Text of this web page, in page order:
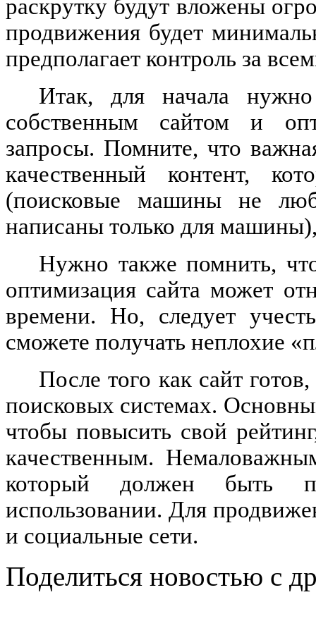
раскрутку будут вложены
продвижения будет
предполагает контроль за
Итак, для начала нужно
собственным сайтом и
запросы. Помните, что
качественный контент,
(поисковые машины не
написаны только для
Нужно также помнить,
оптимизация сайта может
времени. Но, следует
сможете получать неплохие
После того как сайт
поисковых системах.
чтобы повысить свой
качественным.
который должен быть
использовании. Для
и социальные сети.
Поделиться новостью с